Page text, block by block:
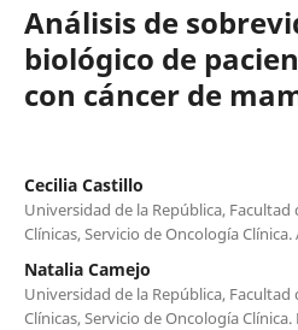
Análisis de
biológico de
con cáncer de
Cecilia Castillo
Universidad de la República,
Clínicas, Servicio de Oncología
Natalia Camejo
Universidad de la República,
Clínicas, Servicio de Oncología Clínica.